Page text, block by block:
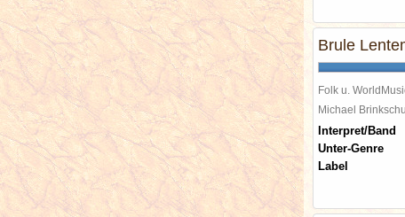
Brule
Folk u.
Michael
Interpret/Band
Unter-Genre
Label